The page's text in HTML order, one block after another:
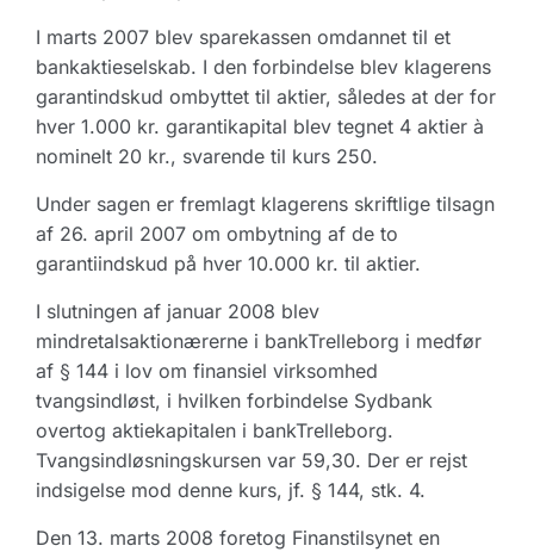
I marts 2007 blev sparekassen omdannet til et
bankaktieselskab. I den forbindelse blev klagerens
garantindskud ombyttet til aktier, således at der for
hver 1.000 kr. garantikapital blev tegnet 4 aktier à
nominelt 20 kr., svarende til kurs 250.
Under sagen er fremlagt klagerens skriftlige tilsagn
af 26. april 2007 om ombytning af de to
garantiindskud på hver 10.000 kr. til aktier.
I slutningen af januar 2008 blev
mindretalsaktionærerne i bankTrelleborg i medfør
af § 144 i lov om finansiel virksomhed
tvangsindløst, i hvilken forbindelse Sydbank
overtog aktiekapitalen i bankTrelleborg.
Tvangsindløsningskursen var 59,30. Der er rejst
indsigelse mod denne kurs, jf. § 144, stk. 4.
Den 13. marts 2008 foretog Finanstilsynet en